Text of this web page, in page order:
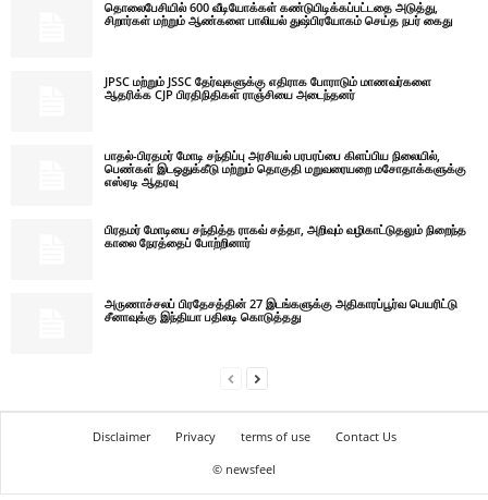
தொலைபேசியில் 600 வீடியோக்கள் கண்டுபிடிக்கப்பட்டதை அடுத்து,
சிறார்கள் மற்றும் ஆண்களை பாலியல் துஷ்பிரயோகம் செய்த நபர் கைது
JPSC மற்றும் JSSC தேர்வுகளுக்கு எதிராக போராடும் மாணவர்களை
ஆதரிக்க CJP பிரதிநிதிகள் ராஞ்சியை அடைந்தனர்
பாதல்-பிரதமர் மோடி சந்திப்பு அரசியல் பரபரப்பை கிளப்பிய நிலையில்,
பெண்கள் இடஒதுக்கீடு மற்றும் தொகுதி மறுவரையறை மசோதாக்களுக்கு
எஸ்ஏடி ஆதரவு
பிரதமர் மோடியை சந்தித்த ராகவ் சத்தா, அறிவும் வழிகாட்டுதலும் நிறைந்த
காலை நேரத்தைப் போற்றினார்
அருணாச்சலப் பிரதேசத்தின் 27 இடங்களுக்கு அதிகாரப்பூர்வ பெயரிட்டு
சீனாவுக்கு இந்தியா பதிலடி கொடுத்தது
Disclaimer Privacy terms of use
Contact Us
© newsfeel